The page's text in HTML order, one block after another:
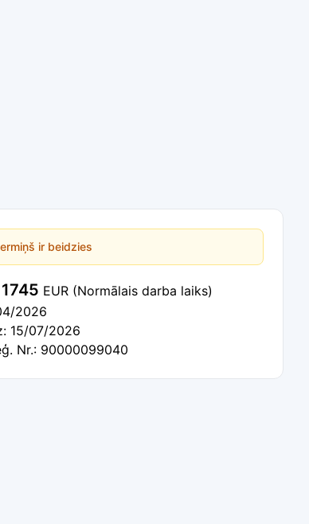
ir beidzies
1745 EUR (Normālais darba laiks)
2026
15/07/2026
Nr.: 90000099040